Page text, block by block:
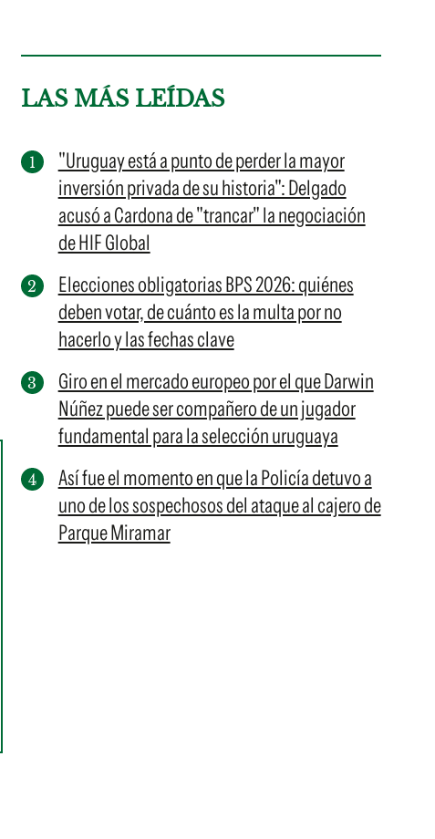
LAS MÁS LEÍDAS
"Uruguay está a punto de perder la mayor
inversión privada de su historia": Delgado
acusó a Cardona de "trancar" la negociación
de HIF Global
Elecciones obligatorias BPS 2026: quiénes
deben votar, de cuánto es la multa por no
hacerlo y las fechas clave
Giro en el mercado europeo por el que Darwin
Núñez puede ser compañero de un jugador
fundamental para la selección uruguaya
Así fue el momento en que la Policía detuvo a
uno de los sospechosos del ataque al cajero de
Parque Miramar